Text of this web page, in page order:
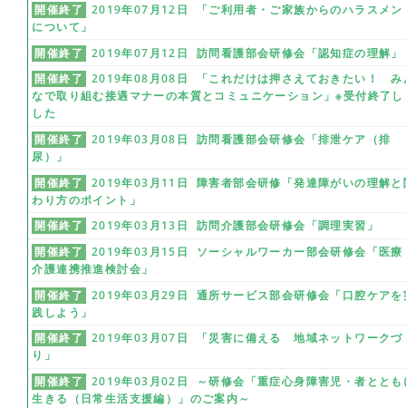
開催終了
2019年07月12日 「ご利用者・ご家族からのハラスメン
について」
開催終了
2019年07月12日 訪問看護部会研修会「認知症の理解」
開催終了
2019年08月08日 「これだけは押さえておきたい！ み
なで取り組む接遇マナーの本質とコミュニケーション」※受付終了
した
開催終了
2019年03月08日 訪問看護部会研修会「排泄ケア（排
尿）」
開催終了
2019年03月11日 障害者部会研修「発達障がいの理解と
わり方のポイント」
開催終了
2019年03月13日 訪問介護部会研修会「調理実習」
開催終了
2019年03月15日 ソーシャルワーカー部会研修会「医療
介護連携推進検討会」
開催終了
2019年03月29日 通所サービス部会研修会「口腔ケアを
践しよう」
開催終了
2019年03月07日 「災害に備える 地域ネットワークづ
り」
開催終了
2019年03月02日 ～研修会「重症心身障害児・者ととも
生きる（日常生活支援編）」のご案内～